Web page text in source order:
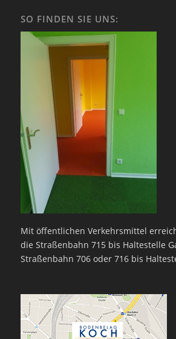
SO FINDEN SIE UNS:
Mit öffentlichen Verkehrsmittel
die Straßenbahn 715 bis Haltestelle
Straßenbahn 706 oder 716 bis